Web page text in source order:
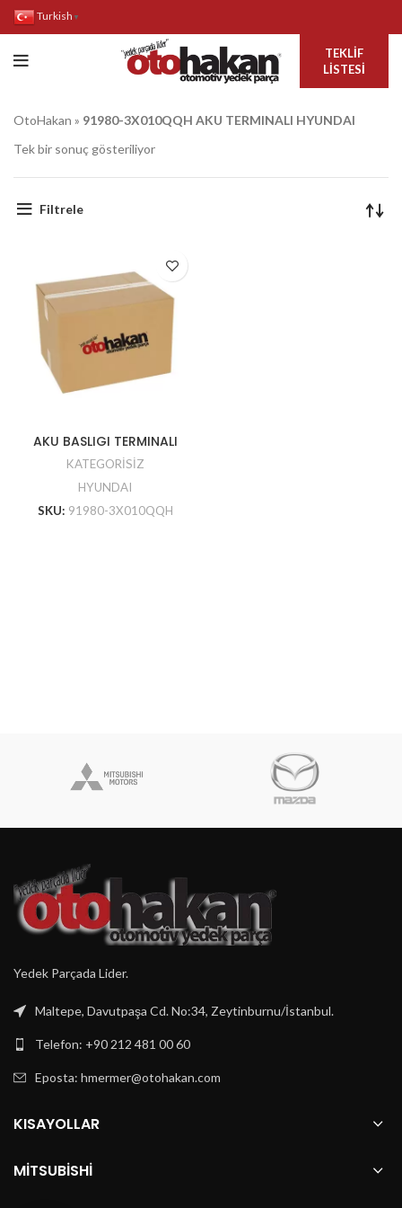
Turkish ▼
TEKLIF
LISTESI
OtoHakan » 91980-3X010QQH AKU TERMINALI HYUNDAI
Tek bir sonuç gösteriliyor
Filtrele
AKU BASLIGI TERMINALI
KATEGORİSİZ
HYUNDAI
SKU: 91980-3X010QQH
Yedek Parçada Lider.
Maltepe, Davutpaşa Cd. No:34, Zeytinburnu/İstanbul.
Telefon: +90 212 481 00 60
Eposta: hmermer@otohakan.com
KISAYOLLAR
MITSUBISHI